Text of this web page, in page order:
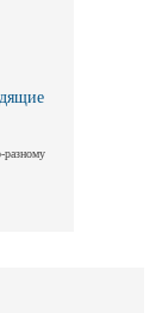
разному